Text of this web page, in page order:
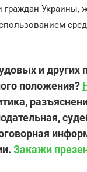
граждан Украины,
и других
положения?
Закажи